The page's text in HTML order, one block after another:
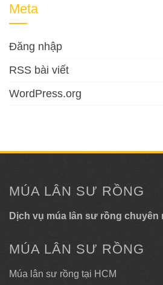
Meta
Đăng nhập
RSS bài viết
WordPress.org
MÚA LÂN SƯ RỒNG
Dịch vụ múa lân sư rồng chuyên
MÚA LÂN SƯ RỒNG
Múa lân sư rồng tại HCM